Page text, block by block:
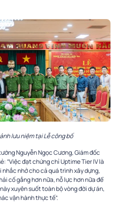
lưu niệm tại Lễ công bố
Nguyễn Ngọc Cương, Giám đốc
“Việc đạt chứng chỉ Uptime Tier IV là
nhở cho cả quá trình xây dựng,
cố gắng hơn nữa, nỗ lực hơn nữa để
xuyên suốt toàn bộ vòng đời dự án,
vận hành thực tế”.